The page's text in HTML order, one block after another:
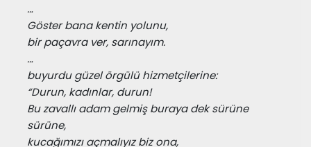
…
Göster bana kentin yolunu,
bir paçavra ver, sarınayım.
…
buyurdu güzel örgülü hizmetçilerine:
“Durun, kadınlar, durun!
Bu zavallı adam gelmiş buraya dek sürüne
sürüne,
kucağımızı açmalıyız biz ona,